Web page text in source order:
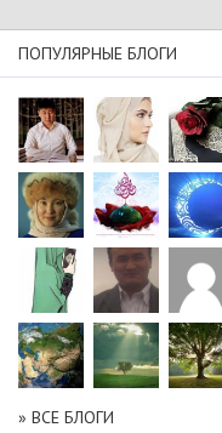
ПОПУЛЯРНЫЕ БЛОГИ
» ВСЕ БЛОГИ